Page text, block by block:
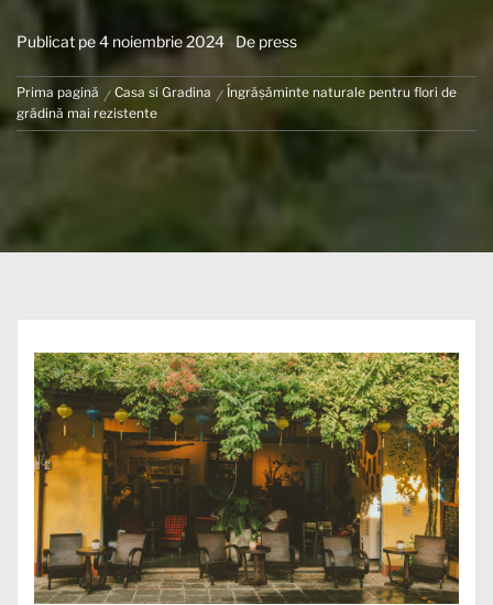
Publicat pe4 noiembrie 2024 De press
Prima pagină Casa si Gradina
Îngrășăminte naturale pentru flori de
grădină mai rezistente